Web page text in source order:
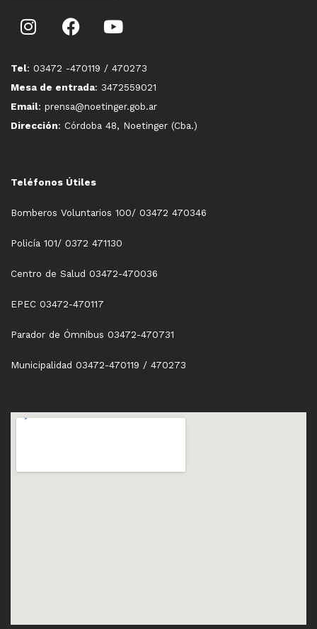
Tel: 03472 -470119 / 470273
Mesa de entrada: 3472559021
Email: prensa@noetinger.gob.ar
Dirección: Córdoba 48, Noetinger (Cba.)
Teléfonos Útiles
Bomberos Voluntarios 100/ 03472 470346
Policía 101/ 0372 471130
Centro de Salud 03472-470036
EPEC 03472-470117
Parador de Ómnibus 03472-470731
Municipalidad 03472-470119 / 470273